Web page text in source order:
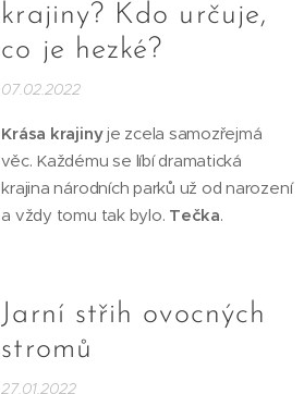
krajiny? Kdo určuje,
co je hezké?
07.02.2022
Krása krajinyje zcela samozřejmá
věc. Každému se líbí dramatická
krajina národních parků už od narození
a vždy tomu tak bylo. Tečka.
Jarní střih ovocných
stromů
27.01.2022